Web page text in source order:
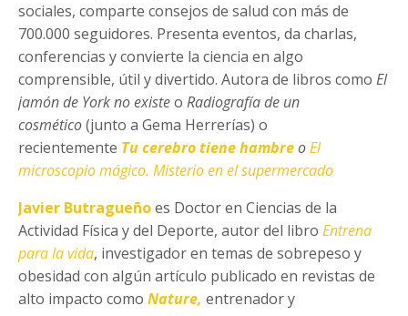
sociales, comparte consejos de salud con más de
700.000 seguidores. Presenta eventos, da charlas,
conferencias y convierte la ciencia en algo
comprensible, útil y divertido. Autora de libros como El
jamón de York no existeo Radiografía de un
cosmético(junto a Gema Herrerías) o
recientemente Tu cerebro tiene hambreoEl
microscopio mágico. Misterio en el supermercado
Javier Butragueñoes Doctor en Ciencias de la
Actividad Física y del Deporte, autor del libro Entrena
para la vida, investigador en temas de sobrepeso y
obesidad con algún artículo publicado en revistas de
alto impacto como Nature, entrenador y